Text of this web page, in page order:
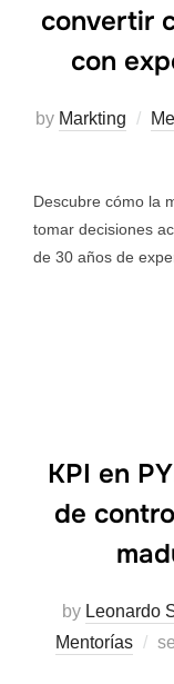
convertir
con
by Markting
Descubre cómo la
tomar decisiones
de 30 años de
KPI en
de
by Leonardo
Mentorías